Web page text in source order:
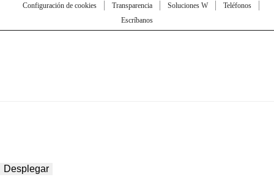
Configuración de cookies
Transparencia Soluciones W
Teléfonos
Escríbanos
Desplegar